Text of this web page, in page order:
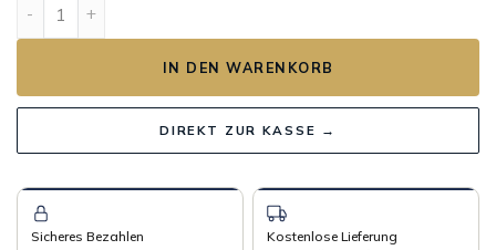
IN DEN WARENKORB
DIREKT ZUR KASSE →
Sicheres Bezahlen
Kostenlose Lieferung